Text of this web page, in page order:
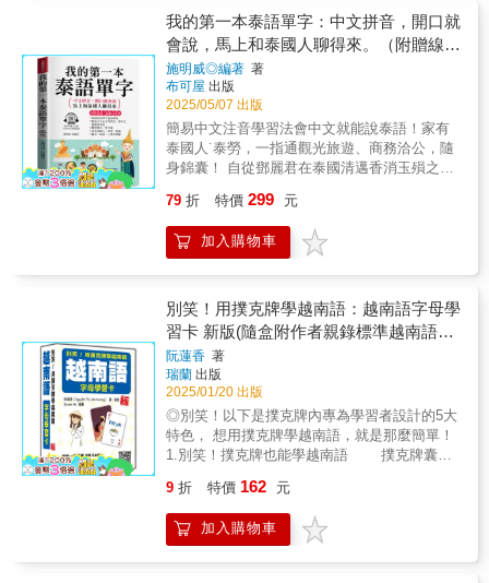
者親錄標準泰語音檔，跟著反覆聆聽及跟讀，
從字母、單字、句型到實用會話，逐步建立語
感，培養語言直覺！ 不同於市面上的泰語
速成教材，這是一本最適合零基礎入門泰語的
學習書，讓您能夠有系統、有效率地從字母開
始，一步一步深入泰語，進而穩固泰語基礎！
想學習最完整的泰語，選《我的第一堂泰語
課》就對了！
助，6天開口說泰語】◆圖文對照的泰文習字
帖，簡明易懂的筆順示意圖，讓讀者迅速掌握
學好泰語的關鍵，超簡單、超好學，最簡單的
學習方法，最快速說泰語的方法，可以幫助初
學者一步步學好泰語。◆從字母發音開始介
紹，精選情境會話和必備精華單字，各種實用
好記的句子，泰文部分特加上拼音，懂中文就
能開口說泰語，易學易懂，方便即學即用。
快速學好泰語，會說中文就能說泰語，活學活
天，都能輕鬆開口說泰語。◆中文拼音輔助，
泰語一指通超實用情境對話，快速溝通有方
法。從字母及發音入門，學習零壓力，輕鬆打
好泰語基礎。◆聲音＋教材雙效合一，圖解精
緻生動內容豐富活潑、簡單易學，有助你掌握
發音技巧，加強聽說能力，是自學泰語好幫
手。【旅遊經商必備寶典】收集泰國購物、觀
光、飲食、風土人情，最實用會話和情報，提
供讀者對泰國更進一步的了解與認識，極富閱
讀價值和趣味性，經商，如魚得水；旅遊，玩
得更開心。【一聽就會】全方位學習零障礙，
完整收錄，發音、單字、會話。線上MP3由中
文、泰語老師親自錄音，標準唸出正確發音。
內容為中文唸一遍，泰語唸兩遍，第一遍為正
常速度、第二遍唸稍慢，簡單易學，有助你掌
握實際的發音技巧。【不花錢，自學好幫手】
選之外，影劇的魅力更是無法擋，美味的泰式
料理也是大眾的口袋名單之一，許多民眾也因
此對泰語產生興趣！《越寫越讀越上手！泰語
字母習字帖》一書專為了初學者設計，採用出
版社《泰文字母聽．說．寫：把泰語老師帶回
家，31堂課讓你看懂泰文說泰語！》的作者、
目的達泰語教室的Erik老師專為台灣讀者設計的
學習法，將泰語子音分類為中音、高音、低音
三種，讓初學者能更詳細且易懂地學習泰語字
母。搭配專業教師的錄音，更能同時練習到泰
基礎，小試身手之餘相信也對後續學習有許多
幫助唷！現在就一起加入可愛的泰語世界，相
信你一定可以越寫越讀越上手！
我的第一本泰語單字：中文拼音，開口就
會說，馬上和泰國人聊得來。（附贈線上
MP3）
施明威◎編著 著
布可屋 出版
2025/05/07 出版
簡易中文注音學習法會中文就能說泰語！家有
泰國人˙泰勞，一指通觀光旅遊、商務洽公，隨
身錦囊！ 自從鄧麗君在泰國清邁香消玉殞之
都有很多人，到泰國旅遊觀光、移民投資。 尤
其，物美價廉的泰國旅遊消費，是大家旅遊的
最愛。熱帶度假天堂的普吉島、芭達雅、清
如能學好泰語，才能加強與本地人溝通。懂些
泰語，觀光、經商、工作都能更便利。◆初學
泰語，最強入門書！●圖文式自然記憶●聽說指
比，皆可通●泰語會話單字迷你辭典●中文拼音
對照，易學就會●阿公、阿婆也能輕鬆開口說●
家有泰國人、泰勞，一指通●觀光、經商、上
班，零障礙【旅遊、商務，隨身錦囊】◆隨著
中泰兩地經貿往來密切，有不少到泰國洽公、
商務的人士外商能學好泰語，才能加強與本地
人溝通。◆物美價廉的泰國旅遊消費，是國人
雅、清邁，台灣觀光客人數極多能懂些泰語，
觀光、經商、工作都能更便利。◆能夠融入當
地環境、說他們的語言，和他們交朋友，瞭解
79 折 特價 299 元
加入購物車
別笑！用撲克牌學越南語：越南語字母學
習卡 新版(隨盒附作者親錄標準越南語發
音解說音檔QR Code)
阮蓮香 著
瑞蘭 出版
2025/01/20 出版
◎別笑！以下是撲克牌內專為學習者設計的5大
特色， 想用撲克牌學越南語，就是那麼簡單！
1.別笑！撲克牌也能學越南語 撲克牌囊括
字、最簡單基本的數字，搭配可愛插圖練習，
勇敢開口說，應用最便利！ 2.別笑！邊聽邊學
立刻跟著開口說 附上作者親錄標準越南語
9 折 特價 162 元
加入購物車